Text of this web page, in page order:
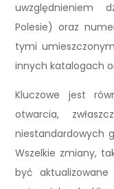
uwzględnieniem
Polesie) oraz
tymi
innych katalogach
Kluczowe jest
otwarcia,
niestandardowych
Wszelkie zmiany,
być